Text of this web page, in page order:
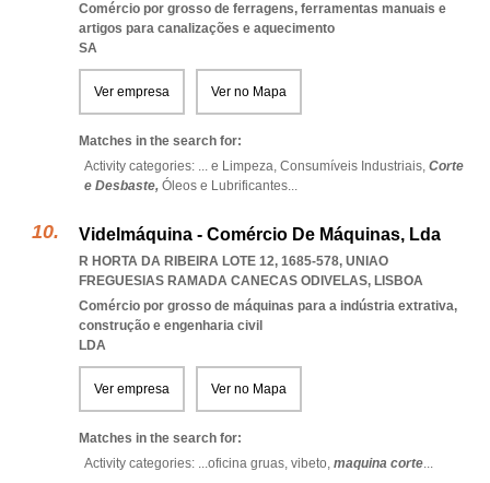
Comércio por grosso de ferragens, ferramentas manuais e
artigos para canalizações e aquecimento
SA
Ver empresa Ver no Mapa
Matches in the search for:
Activity categories: ... e Limpeza, Consumíveis Industriais, Corte
e Desbaste, Óleos e Lubrificantes...
Videlmáquina - Comércio De Máquinas, Lda
R HORTA DA RIBEIRA LOTE 12, 1685-578, UNIAO
FREGUESIAS RAMADA CANECAS ODIVELAS, LISBOA
Comércio por grosso de máquinas para a indústria extrativa,
construção e engenharia civil
LDA
Ver empresa Ver no Mapa
Matches in the search for:
Activity categories: ...oficina gruas, vibeto, maquina corte...